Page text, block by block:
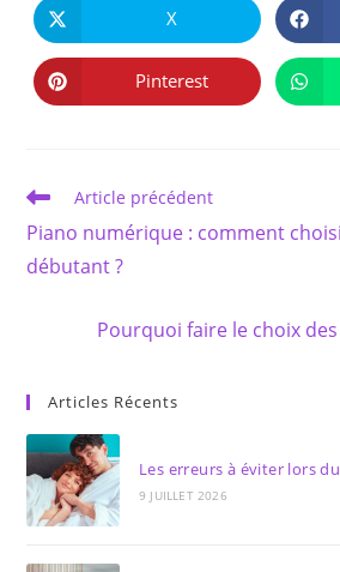
CE
Ouvrir
dans
une
autre
fenêtre
X
Ouvrir
dans
Pinterest
Read
articles
Article précédent
Piano numérique : comment
débutant ?
Pourquoi faire le choix
Articles Récents
Les erreurs à éviter lors
9 JUILLET 2026